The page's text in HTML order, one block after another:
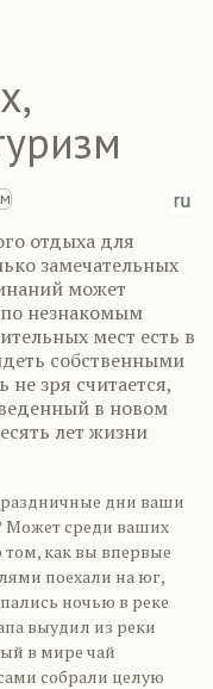
отдыха для
замечательных
может
незнакомым
мест есть в
собственными
зря считается,
в новом
лет жизни
дни ваши
Может среди ваших
том, как вы впервые
поехали на юг,
ночью в реке
выудил из реки
в мире чай
собрали целую